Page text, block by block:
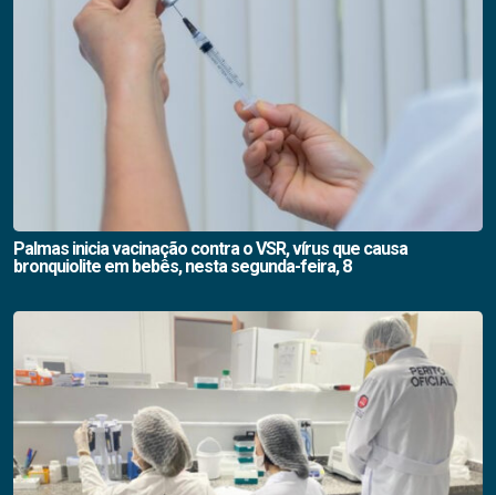
Palmas inicia vacinação contra o VSR, vírus que causa
bronquiolite em bebês, nesta segunda-feira, 8